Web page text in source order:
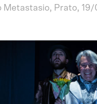
Metastasio, Prato,